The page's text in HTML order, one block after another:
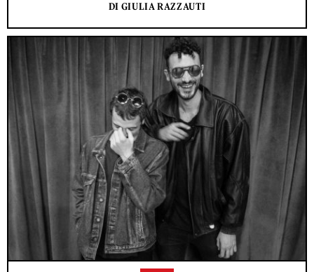
DI GIULIA RAZZAUTI